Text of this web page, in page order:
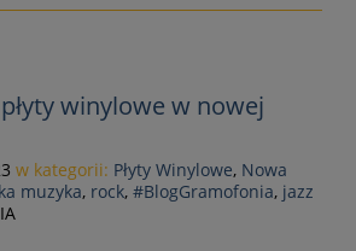
winylowe w nowej
w kategorii: Płyty Winylowe, Nowa
muzyka, rock, #BlogGramofonia, jazz